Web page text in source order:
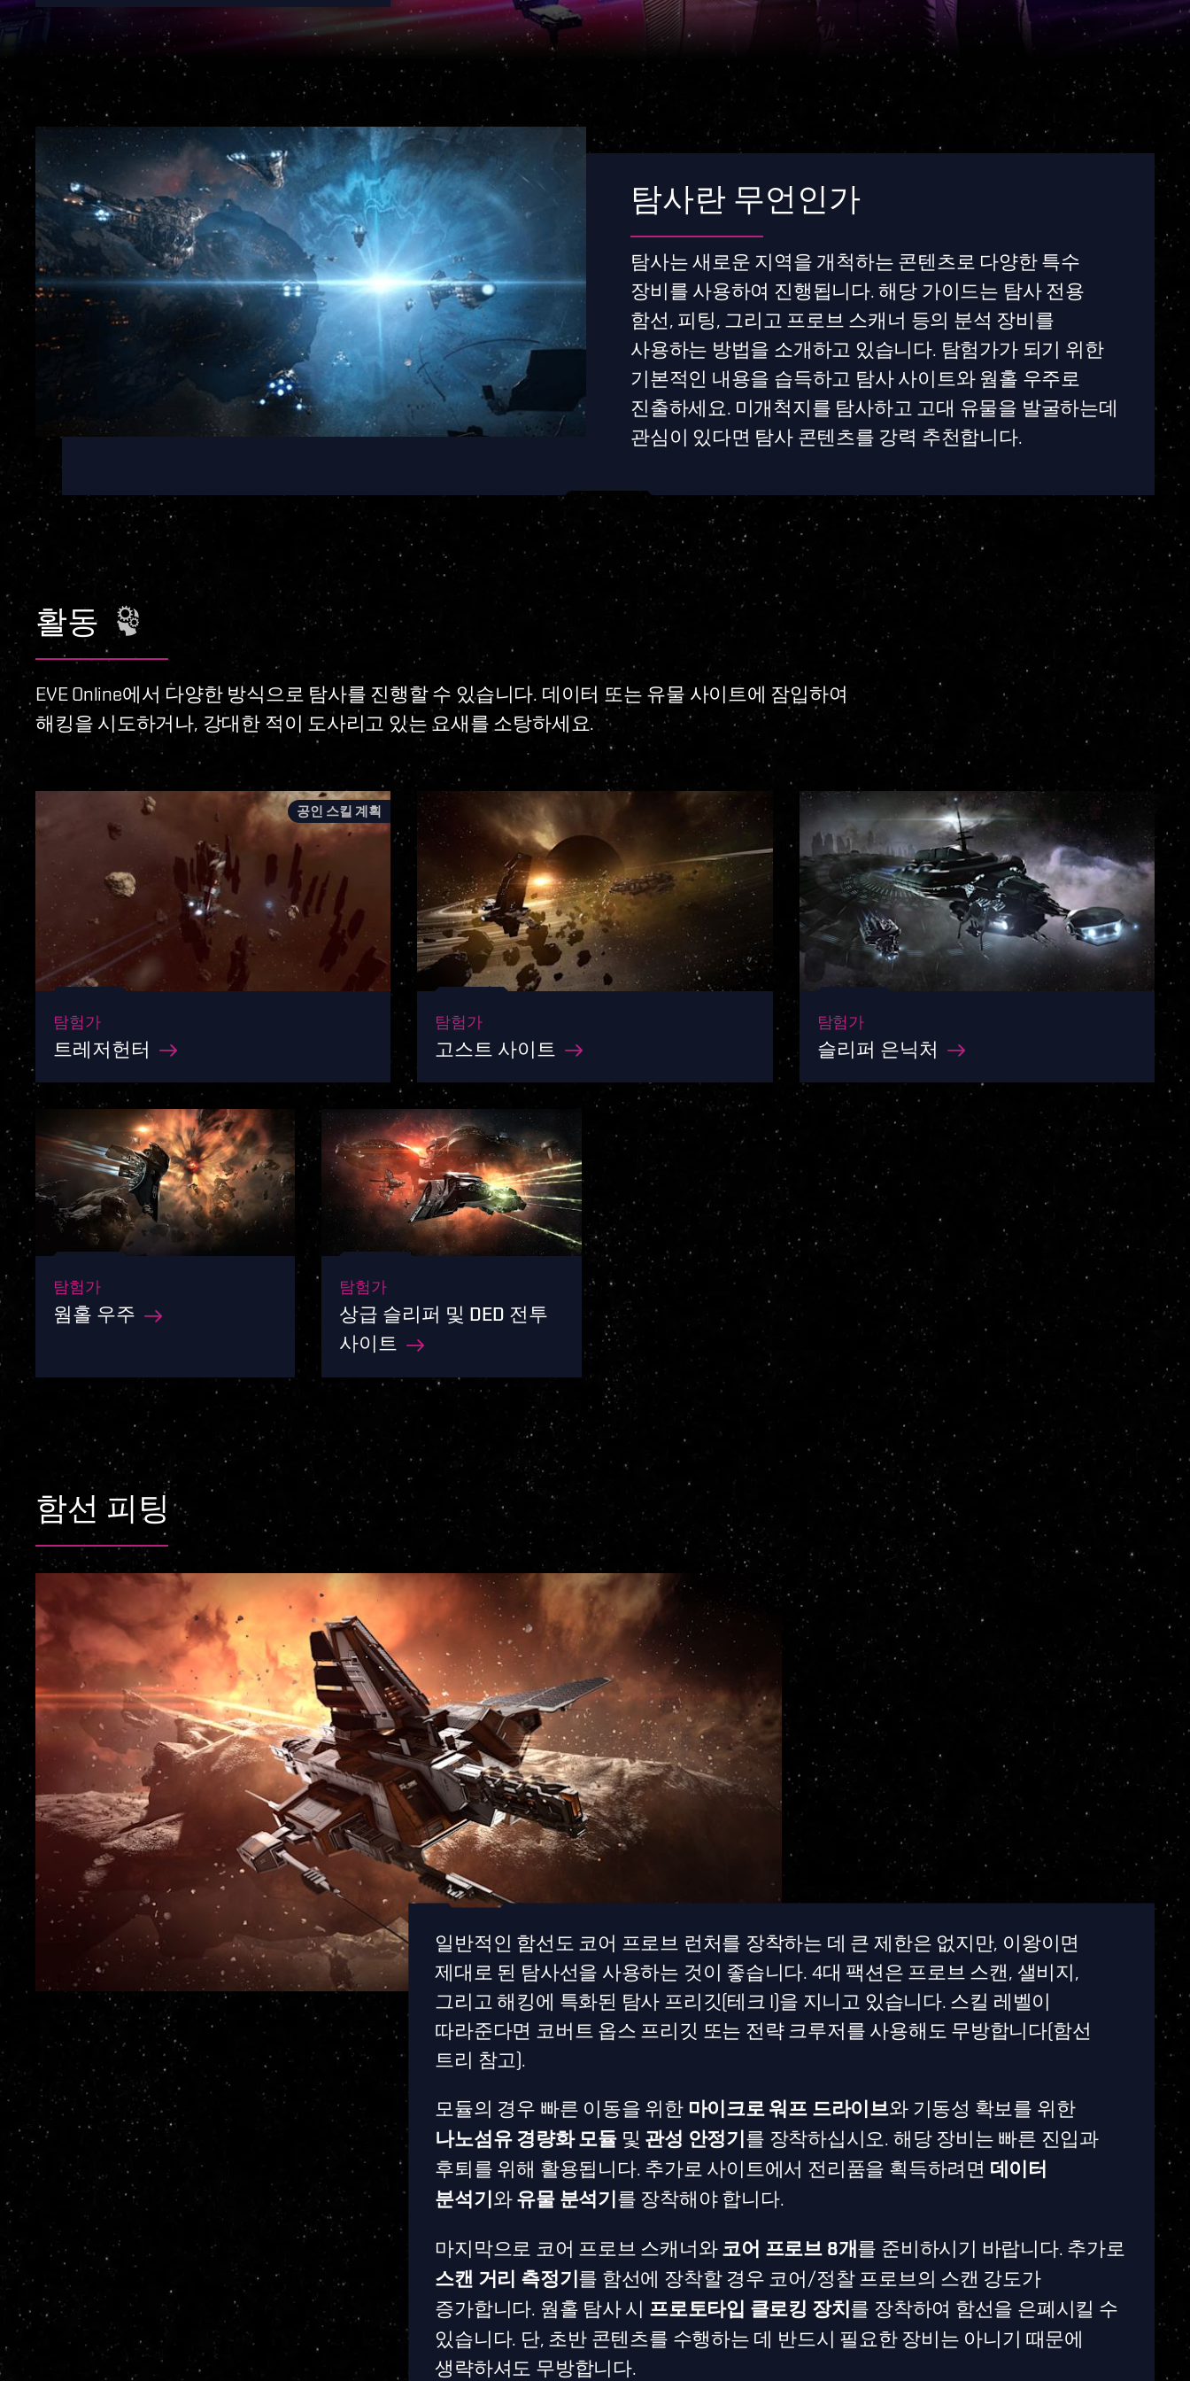
탐사란 무언인가
탐사는 새로운 지역을 개척하는 콘텐츠로 다양한 특수
장비를 사용하여 진행됩니다. 해당 가이드는 탐사 전용
함선, 피팅, 그리고 프로브 스캐너 등의 분석 장비를
사용하는 방법을 소개하고 있습니다. 탐험가가 되기 위한
기본적인 내용을 습득하고 탐사 사이트와 웜홀 우주로
진출하세요. 미개척지를 탐사하고 고대 유물을 발굴하는데
관심이 있다면 탐사 콘텐츠를 강력 추천합니다.
활동
EVE Online에서 다양한 방식으로 탐사를 진행할 수 있습니다. 데이터 또는 유물 사이트에 잠입하여
해킹을 시도하거나, 강대한 적이 도사리고 있는 요새를 소탕하세요.
공인 스킬 계획
탐험가
트레저헌터
탐험가
고스트 사이트
탐험가
슬리퍼 은닉처
탐험가
웜홀 우주
탐험가
상급 슬리퍼 및 DED 전투
사이트
함선 피팅
일반적인 함선도 코어 프로브 런처를 장착하는 데 큰 제한은 없지만, 이왕이면
제대로 된 탐사선을 사용하는 것이 좋습니다. 4대 팩션은 프로브 스캔, 샐비지,
그리고 해킹에 특화된 탐사 프리깃(테크 I)을 지니고 있습니다. 스킬 레벨이
따라준다면 코버트 옵스 프리깃 또는 전략 크루저를 사용해도 무방합니다(함선
트리 참고).
모듈의 경우 빠른 이동을 위한 마이크로 워프 드라이브와 기동성 확보를 위한
나노섬유 경량화 모듈및 관성 안정기 를 장착하십시오. 해당 장비는 빠른 진입과
후퇴를 위해 활용됩니다. 추가로 사이트에서 전리품을 획득하려면 데이터
분석기 와 유물 분석기 를 장착해야 합니다.
마지막으로 코어 프로브 스캐너와 코어 프로브 8개를 준비하시기 바랍니다. 추가로
스캔 거리 측정기 를 함선에 장착할 경우 코어/정찰 프로브의 스캔 강도가
증가합니다. 웜홀 탐사 시 프로토타입 클로킹 장치 를 장착하여 함선을 은폐시킬 수
있습니다. 단, 초반 콘텐츠를 수행하는 데 반드시 필요한 장비는 아니기 때문에
생략하셔도 무방합니다.